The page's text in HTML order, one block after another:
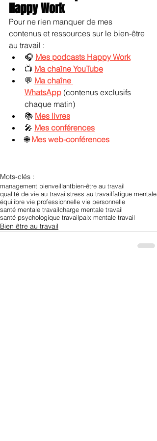
Happy Work
Pour ne rien manquer de mes
contenus et ressources sur le bien-être
au travail :
🎧 Mes podcasts Happy Work
📺 Ma chaîne YouTube
💬 Ma chaîne
WhatsApp (contenus exclusifs
chaque matin)
📚 Mes livres
🎤 Mes conférences
🌐 Mes web-conférences
Mots-clés :
management bienveillantbien-être au travail
qualité de vie au travailstress au travailfatigue mentale
équilibre vie professionnelle vie personnelle
santé mentale travailcharge mentale travail
santé psychologique travailpaix mentale travail
Bien être au travail